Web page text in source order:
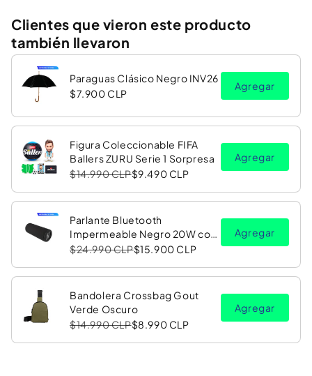
Material
Resistencia: IP44
Clientes que vieron este producto
también llevaron
Paraguas Clásico Negro INV26
$7.900 CLP
Agregar
Figura Coleccionable FIFA
Ballers ZURU Serie 1 Sorpresa
$14.990 CLP$9.490 CLP
Agregar
Parlante Bluetooth
Impermeable Negro 20W con
Luz LED RGB PV26 Copec
$24.990 CLP$15.900 CLP
Agregar
Bandolera Crossbag Gout
Verde Oscuro
$14.990 CLP$8.990 CLP
Agregar